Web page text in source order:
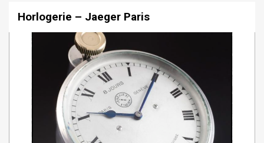
Horlogerie – Jaeger Paris